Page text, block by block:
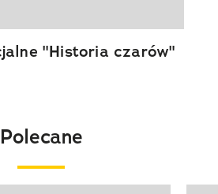
"Historia czarów"
Polecane